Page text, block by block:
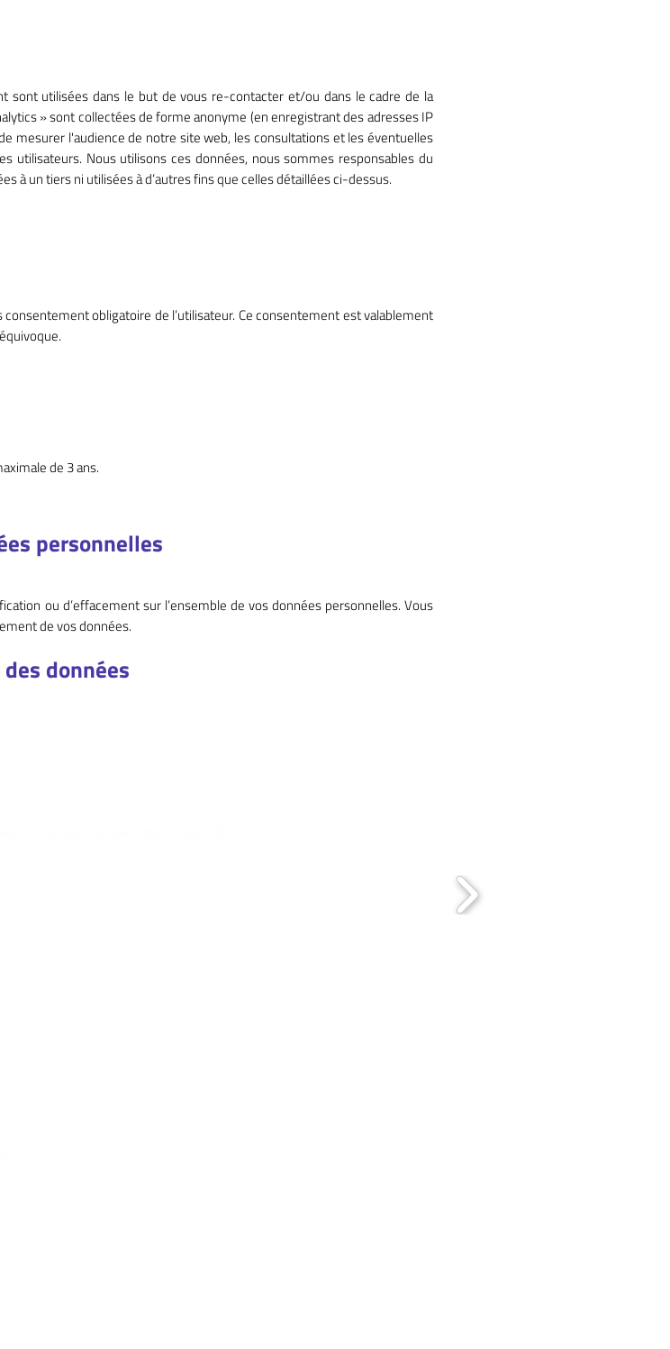
sont utilisées dans le but de vous re-contacter et/ou dans le cadre de la
» sont collectées de forme anonyme (en enregistrant des adresses IP
mesurer l'audience de notre site web, les consultations et les éventuelles
utilisateurs. Nous utilisons ces données, nous sommes responsables du
à un tiers ni utilisées à d’autres fins que celles détaillées ci-dessus.
obligatoire de l’utilisateur. Ce consentement est valablement
de 3 ans.
personnelles
ou d’effacement sur l’ensemble de vos données personnelles. Vous
de vos données.
données